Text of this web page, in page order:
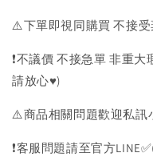
⚠️下單即視同購買 不接
❗️不議價 不接急單 非重
請放心♥️)
⚠️商品相關問題歡迎私訊
❗️客服問題請至官方